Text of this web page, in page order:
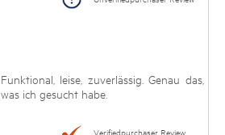
Funktional, leise, zuverlässig. Genau das,
was ich gesucht habe.
Verifiedpurchaser Review